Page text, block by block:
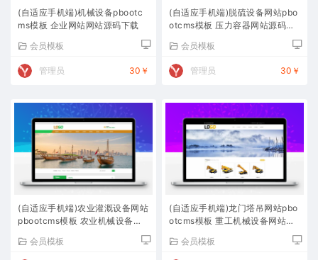
(自适应手机端)机械设备pbootc
ms模板 企业网站网站源码下载
会员模板
管理员 30￥
(自适应手机端)脱硫设备网站pbo
otcms模板 压力容器网站源码下
会员模板
管理员 30￥
(自适应手机端)农业灌溉设备网站
pbootcms模板 农业机械设备网
会员模板
(自适应手机端)龙门塔吊网站pbo
otcms模板 重工机械设备网站源
会员模板